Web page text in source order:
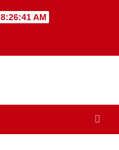
8:26:42 AM